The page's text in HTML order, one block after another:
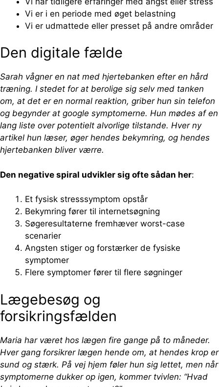
Vi er i en periode med øget belastning
Vi er udmattede eller presset på andre områder
Den digitale fælde
Sarah vågner en nat med hjertebanken efter en hård
træning. I stedet for at berolige sig selv med tanken
om, at det er en normal reaktion, griber hun sin telefon
og begynder at google symptomerne. Hun mødes af en
lang liste over potentielt alvorlige tilstande. Hver ny
artikel hun læser, øger hendes bekymring, og hendes
hjertebanken bliver værre.
Den negative spiral udvikler sig ofte sådan her:
Et fysisk stresssymptom opstår
Bekymring fører til internetsøgning
Søgeresultaterne fremhæver worst-case
scenarier
Angsten stiger og forstærker de fysiske
symptomer
Flere symptomer fører til flere søgninger
Lægebesøg og
forsikringsfælden
Maria har været hos lægen fire gange på to måneder.
Hver gang forsikrer lægen hende om, at hendes krop er
sund og stærk. På vej hjem føler hun sig lettet, men når
symptomerne dukker op igen, kommer tvivlen: “Hvad